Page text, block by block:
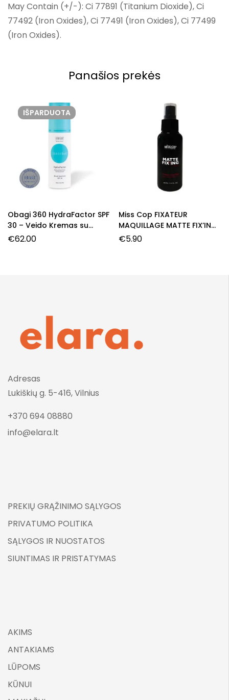
May Contain (+/-): Ci 77891 (Titanium Dioxide), Ci
77492 (Iron Oxides), Ci 77491 (Iron Oxides), Ci 77499
(Iron Oxides).
Panašios prekės
IŠPARDUOTA
Obagi 360 HydraFactor SPF
30 – Veido Kremas su
Apsauga nuo Saulės
€62.00
Miss Cop FIXATEUR
MAQUILLAGE MATTE FIX’ING
purškiamas makiažo
€5.90
Adresas
Lukiškių g. 5-416, Vilnius
+370 694 08880
info@elara.lt
PREKIŲ GRĄŽINIMO SĄLYGOS
PRIVATUMO POLITIKA
SĄLYGOS IR NUOSTATOS
SIUNTIMAS IR PRISTATYMAS
AKIMS
ANTAKIAMS
LŪPOMS
KŪNUI